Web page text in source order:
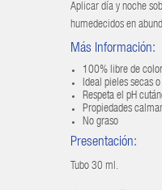
Aplicar día y noche
humedecidos en
Más Información:
100% libre de
Ideal pieles secas
Respeta el pH
Propiedades
No graso
Presentación:
Tubo 30 ml.